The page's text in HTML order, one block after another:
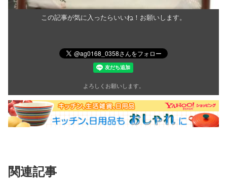
この記事が気に入ったらいいね！お願いします。
よろしくお願いします。
関連記事